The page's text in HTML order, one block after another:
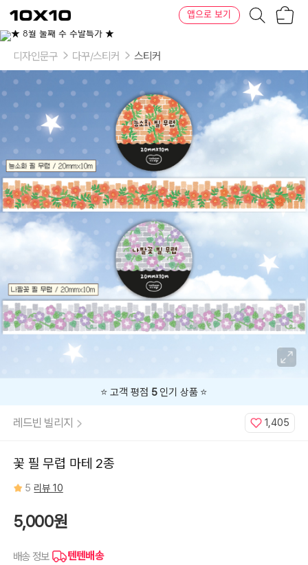
텐
바
텐
앱으로 보기
이
상
옵
소
무
나
팔
꽃
필
무
렵
디자인문구 다꾸/스티커 스티커
⭐️ 고객 평점 5인기 상품 ⭐️
레드빈 빌리지 1,405
꽃 필 무렵 마테 2종
5 리뷰 10
5,000원
배송 정보
텐텐배송